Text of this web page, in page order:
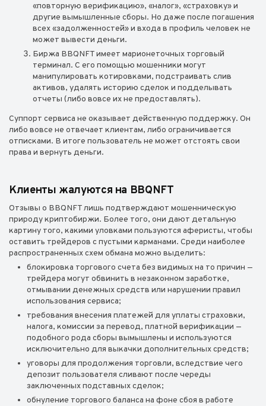
«повторную верификацию», «налог», «страховку» и
другие вымышленные сборы. Но даже после погашения
всех «задолженностей» и входа в профиль человек не
может вывести деньги.
Биржа BBQNFT имеет марионеточных торговый
терминал. С его помощью мошенники могут
манипулировать котировками, подстраивать слив
активов, удалять историю сделок и подделывать
отчеты (либо вовсе их не предоставлять).
Суппорт сервиса не оказывает действенную поддержку. Он
либо вовсе не отвечает клиентам, либо ограничивается
отписками. В итоге пользователь не может отстоять свои
права и вернуть деньги.
Клиенты жалуются на BBQNFT
Отзывы о BBQNFT лишь подтверждают мошенническую
природу криптобиржи. Более того, они дают детальную
картину того, какими уловками пользуются аферисты, чтобы
оставить трейдеров с пустыми карманами. Среди наиболее
распространенных схем обмана можно выделить:
блокировка торгового счета без видимых на то причин —
трейдера могут обвинить в незаконном заработке,
отмывании денежных средств или нарушении правил
использования сервиса;
требования внесения платежей для уплаты страховки,
налога, комиссии за перевод, платной верификации —
подобного рода сборы вымышлены и используются
исключительно для выкачки дополнительных средств;
уговоры для продолжения торговли, вследствие чего
депозит пользователя сливают после череды
заключенных подставных сделок;
обнуление торгового баланса на фоне сбоя в работе